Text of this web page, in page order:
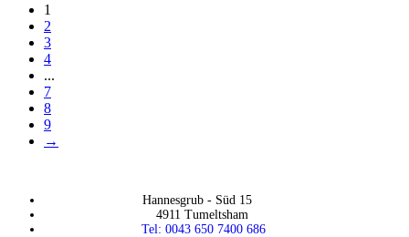
1
2
3
4
...
7
8
9
→
Hannesgrub - Süd 15
4911 Tumeltsham
Tel: 0043 650 7400 686